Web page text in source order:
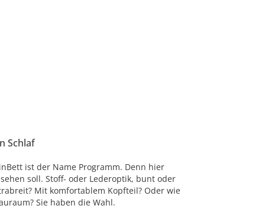
Schlaf
ist der Name Programm. Denn hier
soll. Stoff- oder Lederoptik, bunt oder
Mit komfortablem Kopfteil? Oder wie
Sie haben die Wahl.